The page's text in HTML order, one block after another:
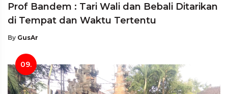
Prof Bandem : Tari Wali dan Bebali Ditarikan
di Tempat dan Waktu Tertentu
By GusAr
09.